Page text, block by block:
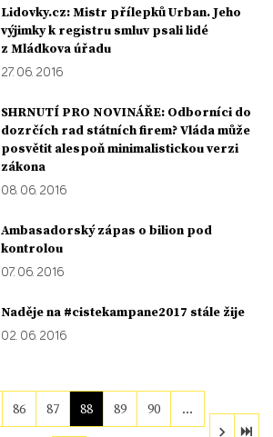
Lidovky.cz: Mistr přílepků Urban. Jeho
výjimky k registru smluv psali lidé
z Mládkova úřadu
27. 06. 2016
SHRNUTÍ PRO NOVINÁŘE: Odborníci do
dozrčích rad státních firem? Vláda může
posvětit alespoň minimalistickou verzi
zákona
08. 06. 2016
Ambasadorský zápas o bilion pod
kontrolou
07. 06. 2016
Naděje na #cistekampane2017 stále žije
02. 06. 2016
86 87 88 89 90 …